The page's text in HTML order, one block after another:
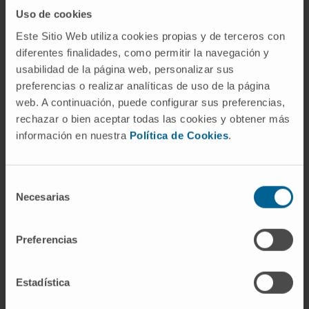
Uso de cookies
Este Sitio Web utiliza cookies propias y de terceros con
diferentes finalidades, como permitir la navegación y
usabilidad de la página web, personalizar sus
preferencias o realizar analíticas de uso de la página
web. A continuación, puede configurar sus preferencias,
rechazar o bien aceptar todas las cookies y obtener más
información en nuestra Política de Cookies.
Necesarias
Preferencias
Estadística
enseigne des techniques de gestion et de
contrôle de l’anxiété et l’on met en place un
programme d’exposition progressive aux
situations redoutées.
Si les traitements dermatologiques et
psychologiques n’apportent pas les résultats
souhaités, une prise en charge psychiatrique
le traitement psychiatrique n’est pas non plus
chirurgical est étudiée.